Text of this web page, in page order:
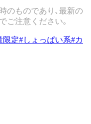
のものであり､最新の
ご注意ください｡
限定#しょっぱい系#カ